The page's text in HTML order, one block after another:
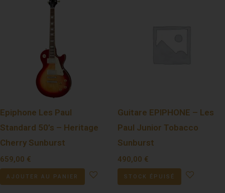
Epiphone Les Paul
Standard 50’s – Heritage
Cherry Sunburst
659,00 €
AJOUTER AU PANIER
Guitare EPIPHONE – Les
Paul Junior Tobacco
Sunburst
490,00 €
STOCK ÉPUISÉ